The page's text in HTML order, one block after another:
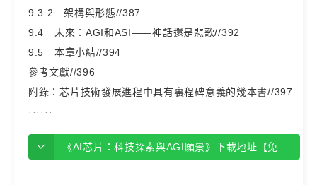
9.3.2 架構與形態//387
9.4 未來：AGI和ASI——神話還是悲歌//392
9.5 本章小結//394
參考文獻//396
附錄：芯片技術發展進程中具有裏程碑意義的幾本書//397
······
《AI芯片：科技探索與AGI願景》下載地址【免費下載】